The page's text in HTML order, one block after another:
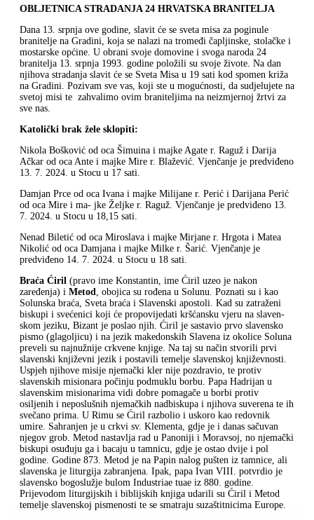
OBLJETNICA STRADANJA 24 HRVATSKA BRANITELJA
Dana 13. srpnja ove godine, slavit će se sveta misa za poginule
branitelje na Gradini, koja se nalazi na tromeđi čapljinske, stolačke i
mostarske općine. U obrani svoje domovine i svoga naroda 24
branitelja 13. srpnja 1993. godine položili su svoje živote. Na dan
njihova stradanja slavit će se Sveta Misa u 19 sati kod spomen križa
na Gradini. Pozivam sve vas, koji ste u mogućnosti, da sudjelujete na
svetoj misi te zahvalimo ovim braniteljima na neizmjernoj žrtvi za
sve nas.
Katolički brak žele sklopiti:
Nikola Bošković od oca Šimuina i majke Agate r. Raguž i Darija
Ačkar od oca Ante i majke Mire r. Blažević. Vjenčanje je predviđeno
13. 7. 2024. u Stocu u 17 sati.
Damjan Prce od oca Ivana i majke Milijane r. Perić i Darijana Perić
od oca Mire i ma- jke Željke r. Raguž. Vjenčanje je predviđeno 13.
7. 2024. u Stocu u 18,15 sati.
Nenad Biletić od oca Miroslava i majke Mirjane r. Hrgota i Matea
Nikolić od oca Damjana i majke Milke r. Šarić. Vjenčanje je
predviđeno 14. 7. 2024. u Stocu u 18 sati.
Braća Ćiril (pravo ime Konstantin, ime Ćiril uzeo je nakon
zaređenja) i Metod, obojica su rođena u Solunu. Poznati su i kao
Solunska braća, Sveta braća i Slavenski apostoli. Kad su zatraženi
biskupi i svećenici koji će propovijedati kršćansku vjeru na slaven-
skom jeziku, Bizant je poslao njih. Ćiril je sastavio prvo slavensko
pismo (glagoljicu) i na jezik makedonskih Slavena iz okolice Soluna
preveli su najnužnije crkvene knjige. Na taj su način stvorili prvi
slavenski književni jezik i postavili temelje slavenskoj književnosti.
Uspjeh njihove misije njemački kler nije pozdravio, te protiv
slavenskih misionara počinju podmuklu borbu. Papa Hadrijan u
slavenskim misionarima vidi dobre pomagače u borbi protiv
osiljenih i neposlušnih njemačkih nadbiskupa i njihova suverena te ih
svečano prima. U Rimu se Ćiril razbolio i uskoro kao redovnik
umire. Sahranjen je u crkvi sv. Klementa, gdje je i danas sačuvan
njegov grob. Metod nastavlja rad u Panoniji i Moravsoj, no njemački
biskupi osuđuju ga i bacaju u tamnicu, gdje je ostao dvije i pol
godine. Godine 873. Metod je na Papin nalog pušten iz tamnice, ali
slavenska je liturgija zabranjena. Ipak, papa Ivan VIII. potvrdio je
slavensko bogoslužje bulom Industriae tuae iz 880. godine.
Prijevodom liturgijskih i biblijskih knjiga udarili su Ćiril i Metod
temelje slavenskoj pismenosti te se smatraju suzaštitnicima Europe.